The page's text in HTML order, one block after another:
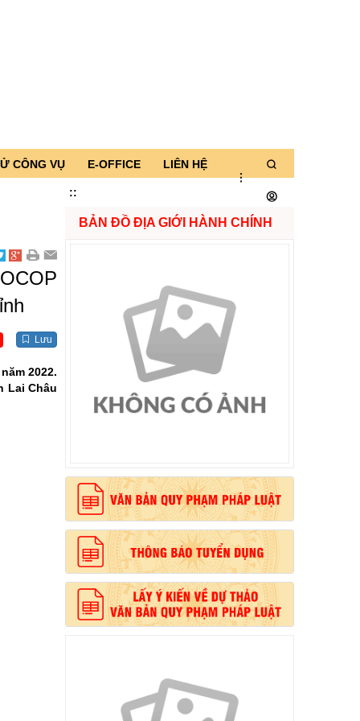
cách Hồ Chí Minh”
CÔNG VỤ E-OFFICE LIÊN HỆ
::
Lưu
2022.
Lai Châu
BẢN ĐỒ ĐỊA GIỚI HÀNH CHÍNH